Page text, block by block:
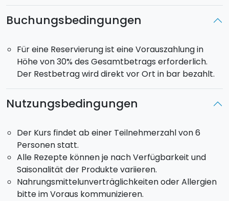
Treffen für 4 Wochen. Jede Lektion hat eine Dauer
von3 Stunden.
Buchungsbedingungen
Für eine Reservierung ist eine Vorauszahlung in
Höhe von 30% des Gesamtbetrags erforderlich.
Der Restbetrag wird direkt vor Ort in bar bezahlt.
Nutzungsbedingungen
Der Kurs findet ab einer Teilnehmerzahl von 6
Personen statt.
Alle Rezepte können je nach Verfügbarkeit und
Saisonalität der Produkte variieren.
Nahrungsmittelunverträglichkeiten oder Allergien
bitte im Voraus kommunizieren.